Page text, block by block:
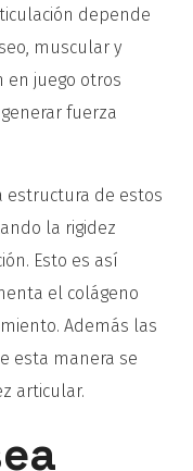
depende
muscular y
en juego otros
fuerza
estructura de estos
la rigidez
Esto es así
el colágeno
Además las
esta manera se
articular.